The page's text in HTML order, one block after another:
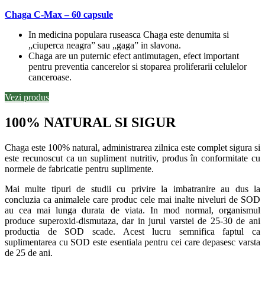
Chaga C-Max – 60 capsule
In medicina populara ruseasca Chaga este denumita si
„ciuperca neagra” sau „gaga” in slavona.
Chaga are un puternic efect antimutagen, efect important
pentru preventia cancerelor si stoparea proliferarii celulelor
canceroase.
Vezi produs
100% NATURAL SI SIGUR
Chaga este 100% natural, administrarea zilnica este complet sigura si
este recunoscut ca un supliment nutritiv, produs în conformitate cu
normele de fabricatie pentru suplimente.
Mai multe tipuri de studii cu privire la imbatranire au dus la
concluzia ca animalele care produc cele mai inalte niveluri de SOD
au cea mai lunga durata de viata. In mod normal, organismul
produce superoxid-dismutaza, dar in jurul varstei de 25-30 de ani
productia de SOD scade. Acest lucru semnifica faptul ca
suplimentarea cu SOD este esentiala pentru cei care depasesc varsta
de 25 de ani.